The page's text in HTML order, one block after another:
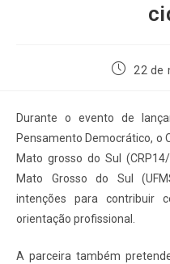
22 de
Durante o evento de
Pensamento Democrático, o
Mato grosso do Sul
Mato Grosso do Sul
intenções para contribuir
orientação profissional.
A parceira também